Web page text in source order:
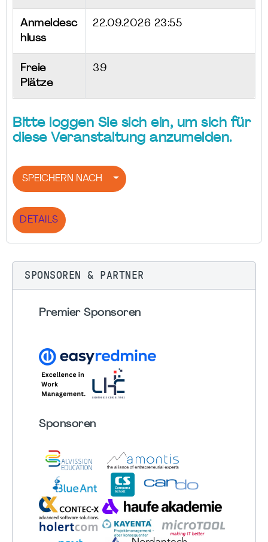
Anmeldesc
hluss
22.09.2026 23:55
Freie
Plätze
39
Bitte loggen Sie sich ein, um sich für
diese Veranstaltung anzumelden.
SPEICHERN NACH
DETAILS
SPONSOREN & PARTNER
Premier Sponsoren
Sponsoren